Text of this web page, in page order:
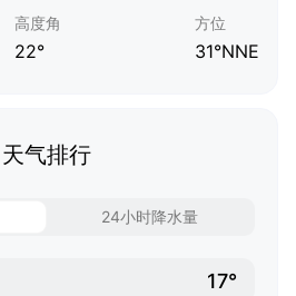
高度角
22°
方位
31°NNE
天气排行
24小时降水量
17°